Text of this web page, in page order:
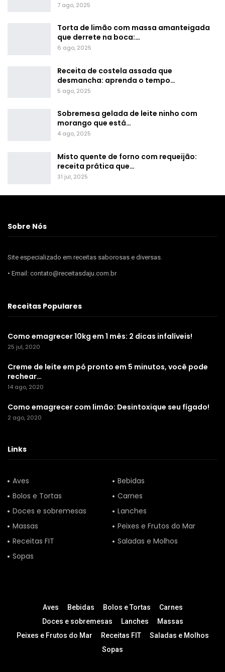
7 ago, 2025
Torta de limão com massa amanteigada
que derrete na boca:…
6 ago, 2025
Receita de costela assada que
desmancha: aprenda o tempo…
5 ago, 2025
Sobremesa gelada de leite ninho com
morango que está…
4 ago, 2025
Misto quente de forno com requeijão:
receita prática que…
31 jul, 2025
Sobre Nós
Site especializado em receitas saborosas e diversas.
• Email: contato@receitasdaju.com.br
Receitas Populares
Como emagrecer 10kg em 1 mês: 2 dicas infalíveis!
25 jul, 2020
Creme de leite em pó pronto em 5 minutos, você pode
rechear…
14 ago, 2020
Como emagrecer com limão: Desintoxique seu fígado!
2 ago, 2020
Links
Aves
Bebidas
Bolos e Tortas
Carnes
Doces e sobremesas
Lanches
Massas
Peixes e Frutos do Mar
Receitas FIT
Saladas e Molhos
Sopas
Aves Bebidas Bolos e Tortas
Carnes
Doces e sobremesas
Lanches
Massas
Peixes e Frutos do Mar
Receitas FIT
Saladas e Molhos
Sopas